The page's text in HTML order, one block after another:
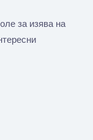
за изява на